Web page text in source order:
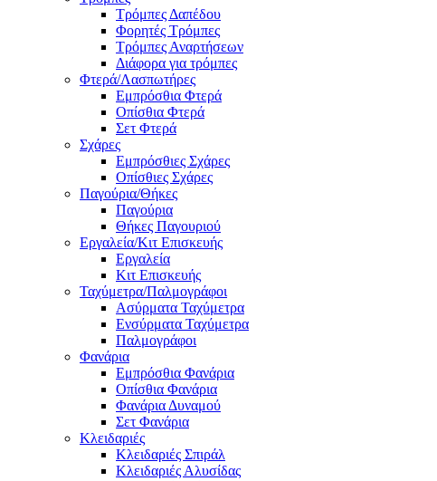
Τρόμπες Δαπέδου
Φορητές Τρόμπες
Τρόμπες Αναρτήσεων
Διάφορα για τρόμπες
Φτερά/Λασπωτήρες
Εμπρόσθια Φτερά
Οπίσθια Φτερά
Σετ Φτερά
Σχάρες
Εμπρόσθιες Σχάρες
Οπίσθιες Σχάρες
Παγούρια/Θήκες
Παγούρια
Θήκες Παγουριού
Εργαλεία/Κιτ Επισκευής
Εργαλεία
Κιτ Επισκευής
Ταχύμετρα/Παλμογράφοι
Ασύρματα Ταχύμετρα
Ενσύρματα Ταχύμετρα
Παλμογράφοι
Φανάρια
Εμπρόσθια Φανάρια
Οπίσθια Φανάρια
Φανάρια Δυναμού
Σετ Φανάρια
Κλειδαριές
Κλειδαριές Σπιράλ
Κλειδαριές Αλυσίδας